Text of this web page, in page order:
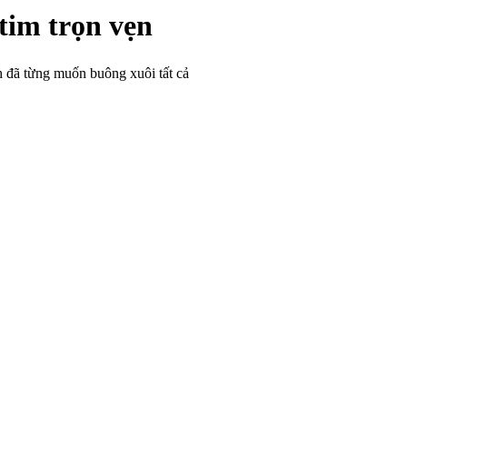
trọn vẹn
từng muốn buông xuôi tất cả